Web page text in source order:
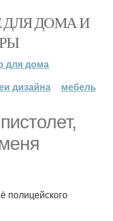
ДЛЯ ДОМА И
для дома
дизайна мебель
полицейского